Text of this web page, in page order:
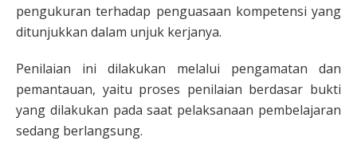
pengukuran terhadap penguasaan kompetensi yang
ditunjukkan dalam unjuk kerjanya.
Penilaian ini dilakukan melalui pengamatan dan
pemantauan, yaitu proses penilaian berdasar bukti
yang dilakukan pada saat pelaksanaan pembelajaran
sedang berlangsung.